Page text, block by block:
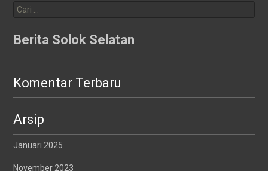
untuk:
Berita Solok Selatan
Komentar Terbaru
Arsip
Januari 2025
November 2023